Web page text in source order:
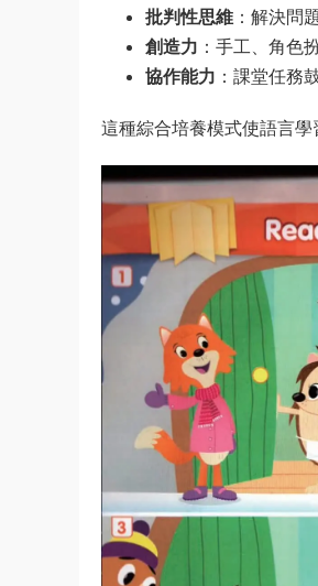
批判性思維 ：解決問
創造力 ：手工、角色
協作能力 ：課堂任務
這種綜合培養模式使語言學